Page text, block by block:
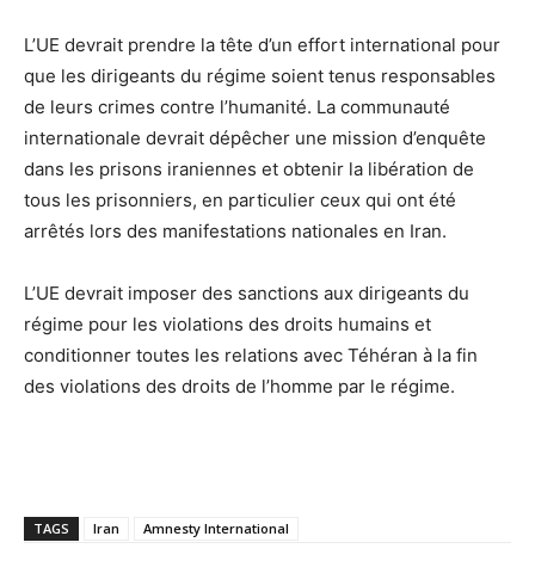
L’UE devrait prendre la tête d’un effort international pour
que les dirigeants du régime soient tenus responsables
de leurs crimes contre l’humanité. La communauté
internationale devrait dépêcher une mission d’enquête
dans les prisons iraniennes et obtenir la libération de
tous les prisonniers, en particulier ceux qui ont été
arrêtés lors des manifestations nationales en Iran.
L’UE devrait imposer des sanctions aux dirigeants du
régime pour les violations des droits humains et
conditionner toutes les relations avec Téhéran à la fin
des violations des droits de l’homme par le régime.
TAGS Iran Amnesty International